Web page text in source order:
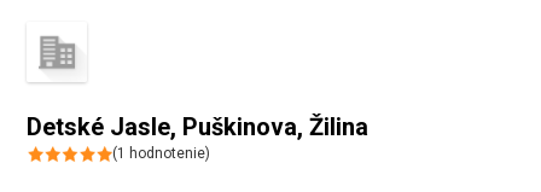
Detské Jasle, Puškinova, Žilina
(1 hodnotenie)